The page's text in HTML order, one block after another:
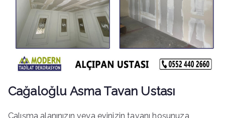
Cağaloğlu Asma Tavan Ustası
Çalışma alanınızın veya evinizin tavanı hoşunuza